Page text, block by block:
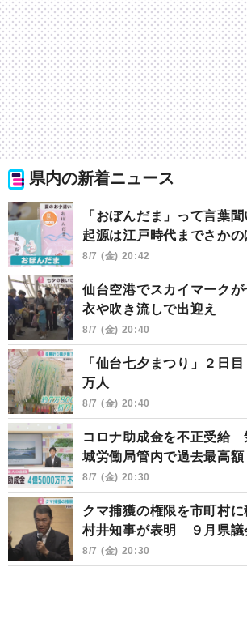
県内の新着ニュース
「おぼんだま」って言葉
起源は江戸時代までさかの
8/7 (金) 20:42
仙台空港でスカイマーク
衣や吹き流しで出迎え
8/7 (金) 20:40
「仙台七夕まつり」２日
万人
8/7 (金) 20:40
コロナ助成金を不正受給
城労働局管内で過去最高額
8/7 (金) 20:30
クマ捕獲の権限を市町村
村井知事が表明 ９月県議
8/7 (金) 20:30